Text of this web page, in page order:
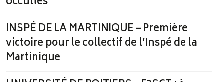
INSPÉ DE LA MARTINIQUE – Première
victoire pour le collectif de l’Inspé de la
Martinique